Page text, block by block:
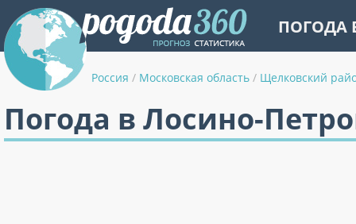
ПОГОДА
Россия / Московская область / Щелковский
Погода в Лосино-